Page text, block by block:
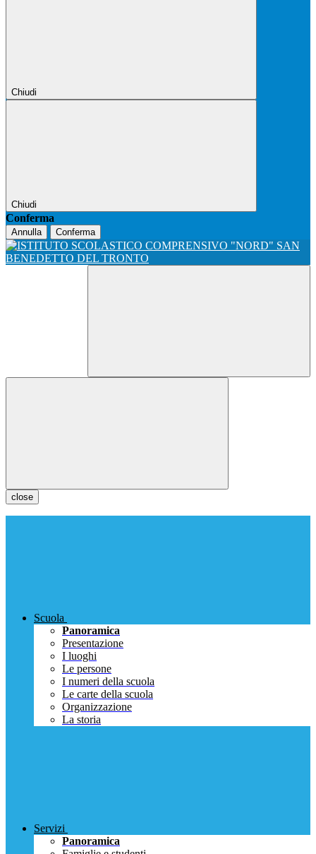
Chiudi
Chiudi
Conferma
Annulla Conferma
close
Scuola
Panoramica
Presentazione
I luoghi
Le persone
I numeri della scuola
Le carte della scuola
Organizzazione
La storia
Servizi
Panoramica